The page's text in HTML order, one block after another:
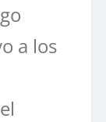
a los